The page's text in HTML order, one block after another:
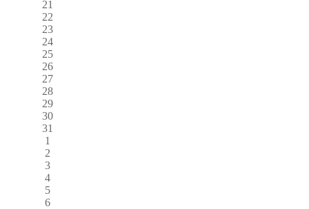
21
22
23
24
25
26
27
28
29
30
31
1
2
3
4
5
6